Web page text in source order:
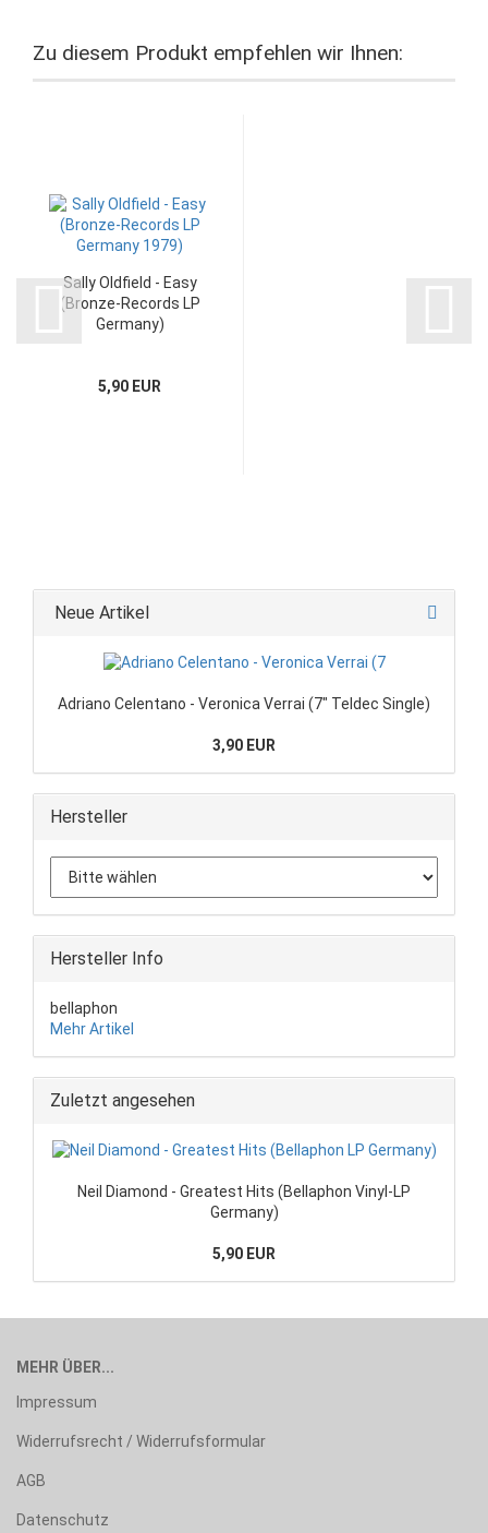
Zu diesem Produkt empfehlen wir Ihnen:
Sally Oldfield - Easy
(Bronze-Records LP
Germany)
5,90 EUR
Neue Artikel
Adriano Celentano - Veronica Verrai (7" Teldec Single)
3,90 EUR
Hersteller
Hersteller Info
bellaphon
Mehr Artikel
Zuletzt angesehen
Neil Diamond - Greatest Hits (Bellaphon Vinyl-LP
Germany)
5,90 EUR
MEHR ÜBER...
Impressum
Widerrufsrecht / Widerrufsformular
AGB
Datenschutz